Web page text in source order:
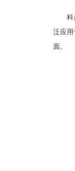
科
泛应
面。